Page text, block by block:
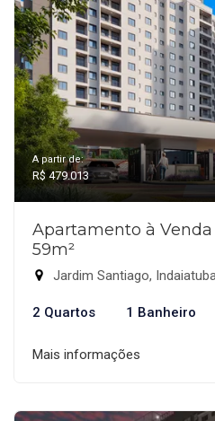
A partir de:
R$ 479.013
Apartamento à
59m²
Jardim Santiago,
2 Quartos 1 Banheiro
Mais informações